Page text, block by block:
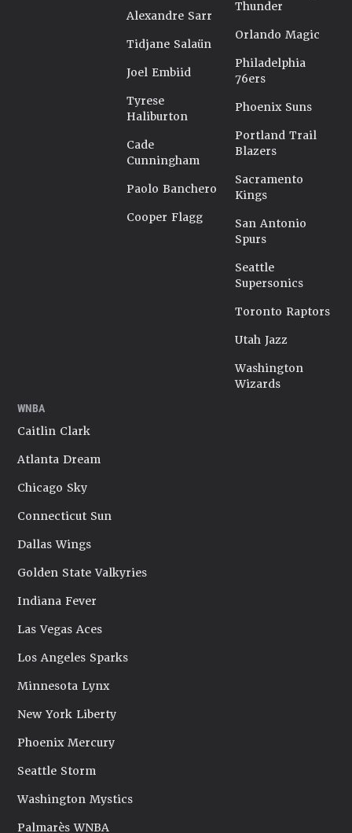
Alexandre Sarr
Tidjane Salaün
Joel Embiid
Tyrese
Haliburton
Cade
Cunningham
Paolo Banchero
Cooper Flagg
Thunder
Orlando Magic
Philadelphia
76ers
Phoenix Suns
Portland Trail
Blazers
Sacramento
Kings
San Antonio
Spurs
Seattle
Supersonics
Toronto Raptors
Utah Jazz
Washington
Wizards
WNBA
Caitlin Clark
Atlanta Dream
Chicago Sky
Connecticut Sun
Dallas Wings
Golden State Valkyries
Indiana Fever
Las Vegas Aces
Los Angeles Sparks
Minnesota Lynx
New York Liberty
Phoenix Mercury
Seattle Storm
Washington Mystics
Palmarès WNBA